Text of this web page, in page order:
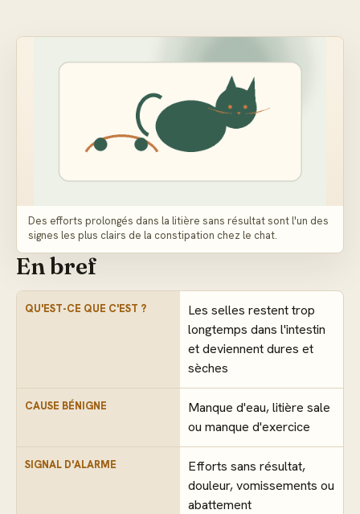
Des efforts prolongés dans la litière sans résultat sont l'un des
signes les plus clairs de la constipation chez le chat.
En bref
QU'EST-CE QUE C'EST ?
Les selles restent trop
longtemps dans l'intestin
et deviennent dures et
sèches
CAUSE BÉNIGNE
Manque d'eau, litière sale
ou manque d'exercice
SIGNAL D'ALARME
Efforts sans résultat,
douleur, vomissements ou
abattement